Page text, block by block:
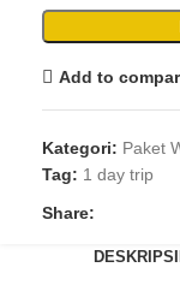
Add to
Kategori: Paket
Tag: 1 day trip
Share:
DESKRIPSI